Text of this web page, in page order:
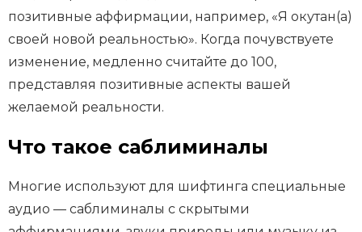
позитивные аффирмации, например, «Я окутан(а)
своей новой реальностью». Когда почувствуете
изменение, медленно считайте до 100,
представляя позитивные аспекты вашей
желаемой реальности.
Что такое саблиминалы
Многие используют для шифтинга специальные
аудио — саблиминалы с скрытыми